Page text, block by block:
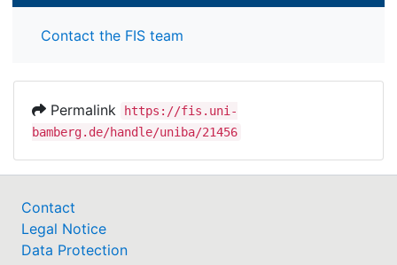
Contact the FIS team
Permalink
https://fis.uni-
bamberg.de/handle/uniba/21456
Contact
Legal Notice
Data Protection